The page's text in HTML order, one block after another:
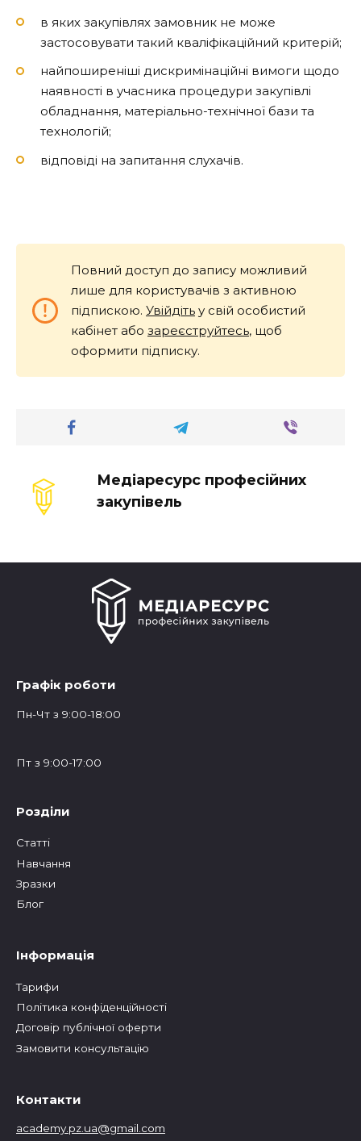
в яких закупівлях замовник не може
застосовувати такий кваліфікаційний критерій;
найпоширеніші дискримінаційні вимоги щодо
наявності в учасника процедури закупівлі
обладнання, матеріально-технічної бази та
технологій;
відповіді на запитання слухачів.
Повний доступ до запису можливий
лише для користувачів з активною
підпискою. Увійдіть у свій особистий
кабінет або зареєструйтесь, щоб
оформити підписку.
Медіаресурс професійних
закупівель
Графік роботи
Пн-Чт з 9:00-18:00
Пт з 9:00-17:00
Розділи
Статтi
Навчання
Зразки
Блог
Інформація
Тарифи
Політика конфіденційності
Договір публічної оферти
Замовити консультацію
Контакти
academy.pz.ua@gmail.com